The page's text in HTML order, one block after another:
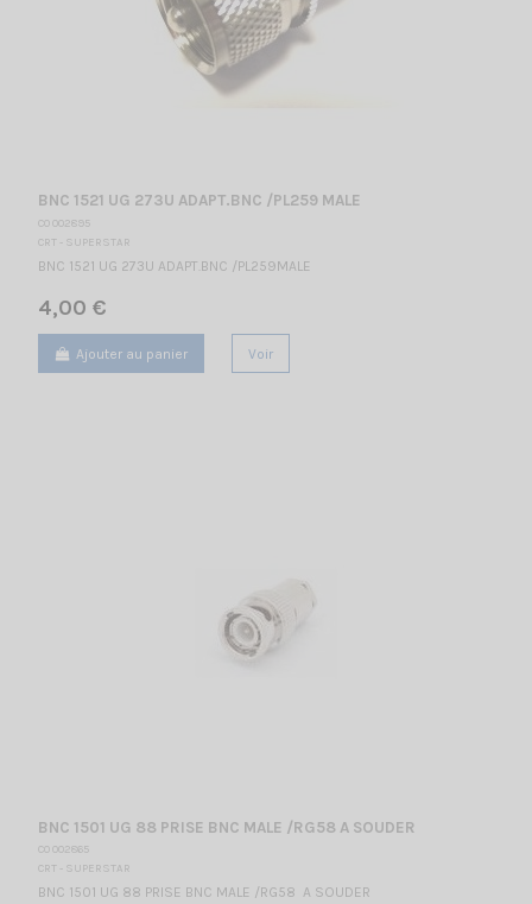
BNC 1521 UG 273U ADAPT.BNC /PL259 MALE
CO 002895
CRT - SUPERSTAR
BNC 1521 UG 273U ADAPT.BNC /PL259MALE
4,00 €
Ajouter au panier Voir
BNC 1501 UG 88 PRISE BNC MALE /RG58 A SOUDER
CO 002865
CRT - SUPERSTAR
BNC 1501 UG 88 PRISE BNC MALE /RG58 A SOUDER